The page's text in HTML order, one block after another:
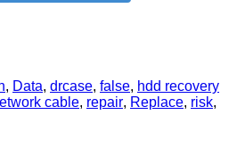
, Data, drcase, false, hdd recovery
cable, repair, Replace, risk,